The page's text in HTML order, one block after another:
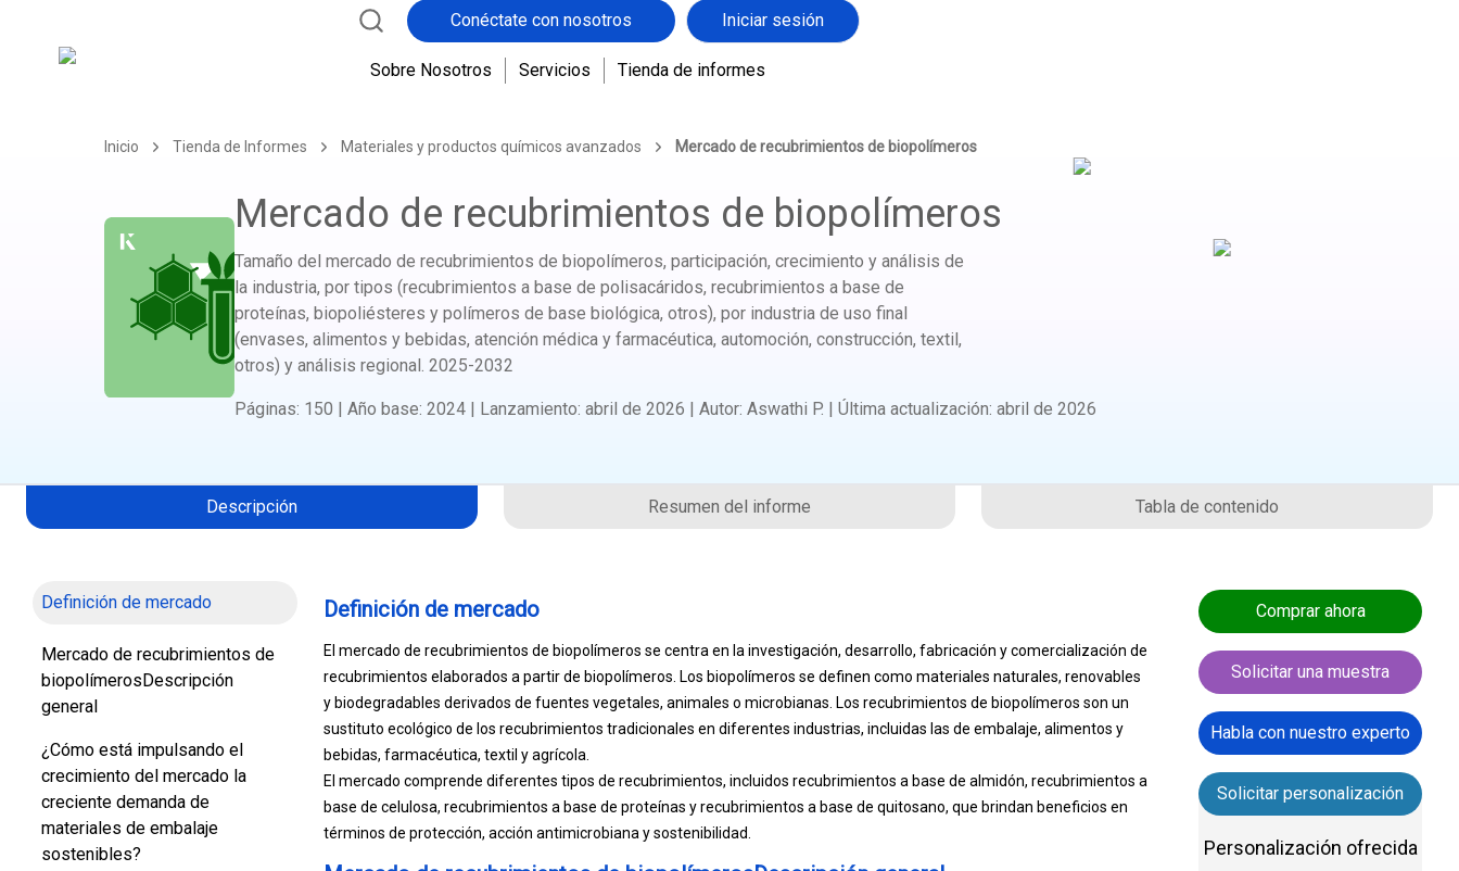
Conéctate con nosotros Iniciar sesión
Sobre Nosotros Servicios Tienda de informes
Inicio Tienda de Informes Materiales y productos químicos avanzados Mercado de recubrimientos de biopolímeros
Mercado de recubrimientos de biopolímeros
Tamaño del mercado de recubrimientos de biopolímeros, participación, crecimiento y análisis de
la industria, por tipos (recubrimientos a base de polisacáridos, recubrimientos a base de
proteínas, biopoliésteres y polímeros de base biológica, otros), por industria de uso final
(envases, alimentos y bebidas, atención médica y farmacéutica, automoción, construcción, textil,
otros) y análisis regional. 2025-2032
Páginas: 150 | Año base: 2024 | Lanzamiento: abril de 2026 | Autor: Aswathi P. | Última actualización: abril de 2026
Descripción Resumen del informe Tabla de contenido
Definición de mercado
Mercado de recubrimientos de
biopolímerosDescripción
general
¿Cómo está impulsando el
crecimiento del mercado la
creciente demanda de
materiales de embalaje
sostenibles?
Definición de mercado
El mercado de recubrimientos de biopolímeros se centra en la investigación, desarrollo, fabricación y comercialización de
recubrimientos elaborados a partir de biopolímeros. Los biopolímeros se definen como materiales naturales, renovables
y biodegradables derivados de fuentes vegetales, animales o microbianas. Los recubrimientos de biopolímeros son un
sustituto ecológico de los recubrimientos tradicionales en diferentes industrias, incluidas las de embalaje, alimentos y
bebidas, farmacéutica, textil y agrícola.
El mercado comprende diferentes tipos de recubrimientos, incluidos recubrimientos a base de almidón, recubrimientos a
base de celulosa, recubrimientos a base de proteínas y recubrimientos a base de quitosano, que brindan beneficios en
términos de protección, acción antimicrobiana y sostenibilidad.
Comprar ahora
Solicitar una muestra
Habla con nuestro experto
Solicitar personalización
Personalización ofrecida